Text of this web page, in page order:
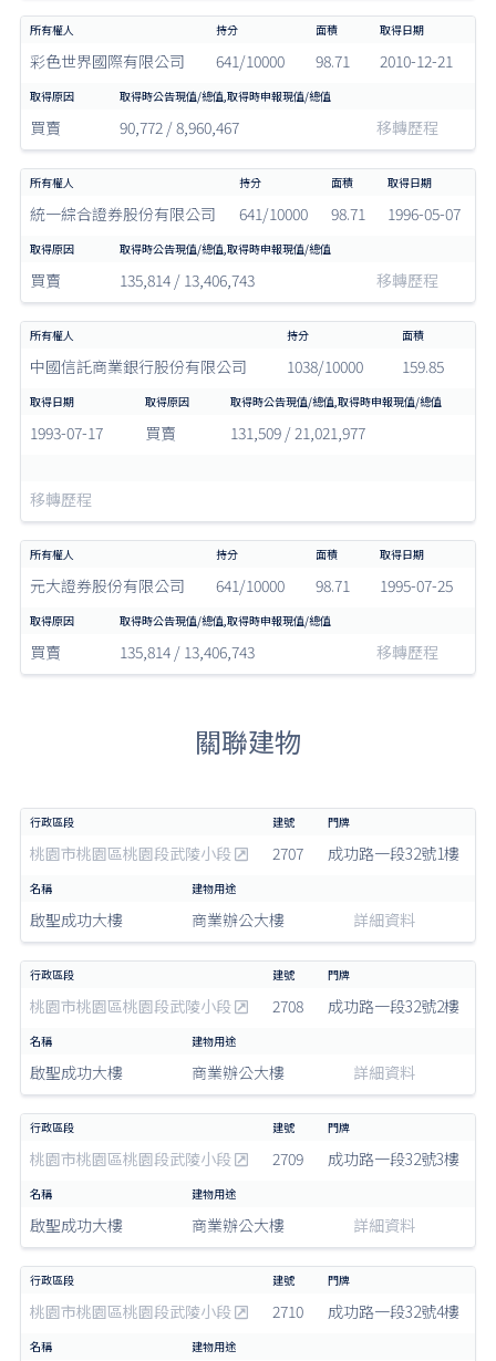
彩色世界國際有限公司 641/10000 98.71 2010-12-21
買賣 90,772 / 8,960,467 移轉歷程
統一綜合證券股份有限公司 641/10000 98.71 1996-05-07
買賣 135,814 / 13,406,743 移轉歷程
中國信託商業銀行股份有限公司 1038/10000 159.85
1993-07-17 買賣 131,509 / 21,021,977
移轉歷程
元大證券股份有限公司 641/10000 98.71 1995-07-25
買賣 135,814 / 13,406,743 移轉歷程
關聯建物
桃園市桃園區桃園段武陵小段 2707 成功路一段32號1樓
啟聖成功大樓 商業辦公大樓 詳細資料
桃園市桃園區桃園段武陵小段 2708 成功路一段32號2樓
啟聖成功大樓 商業辦公大樓 詳細資料
桃園市桃園區桃園段武陵小段 2709 成功路一段32號3樓
啟聖成功大樓 商業辦公大樓 詳細資料
桃園市桃園區桃園段武陵小段 2710 成功路一段32號4樓